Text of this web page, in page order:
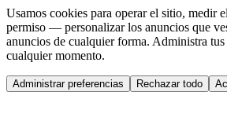
Usamos cookies para operar el sitio, medir
permiso — personalizar los anuncios que
anuncios de cualquier forma. Administra tus
cualquier momento.
Administrar preferencias Rechazar todo